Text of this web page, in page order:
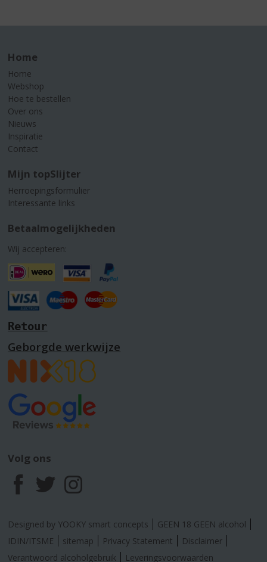
Home
Home
Webshop
Hoe te bestellen
Over ons
Nieuws
Inspiratie
Contact
Mijn topSlijter
Herroepingsformulier
Interessante links
Betaalmogelijkheden
Wij accepteren:
Retour
Geborgde werkwijze
Volg ons
F
a
c
T
w
i
I
n
s
Designed by YOOKY smart concepts
GEEN 18 GEEN alcohol
IDIN/ITSME
sitemap Privacy Statement
Disclaimer
Verantwoord alcoholgebruik
Leveringsvoorwaarden